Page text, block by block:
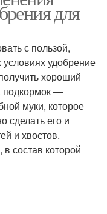
для
с пользой,
удобрение
хороший
подкормок —
муки, которое
сделать его и
и хвостов.
состав которой